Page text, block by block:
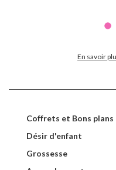
En savoir
Coffrets et Bons plans
Désir d'enfant
Grossesse